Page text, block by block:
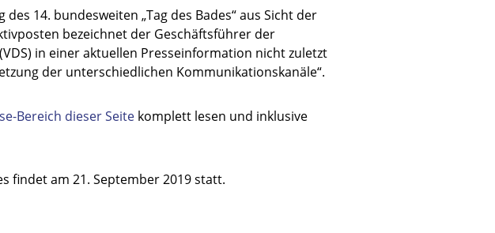
des 14. bundesweiten „Tag des Bades“ aus Sicht der
bezeichnet der Geschäftsführer der
in einer aktuellen Presseinformation nicht zuletzt
der unterschiedlichen Kommunikationskanäle“.
Bereich dieser Seite komplett lesen und inklusive
findet am 21. September 2019 statt.